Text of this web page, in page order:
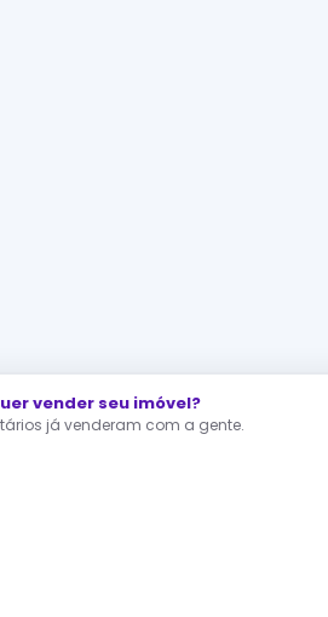
vender seu imóvel?
já venderam com a gente.